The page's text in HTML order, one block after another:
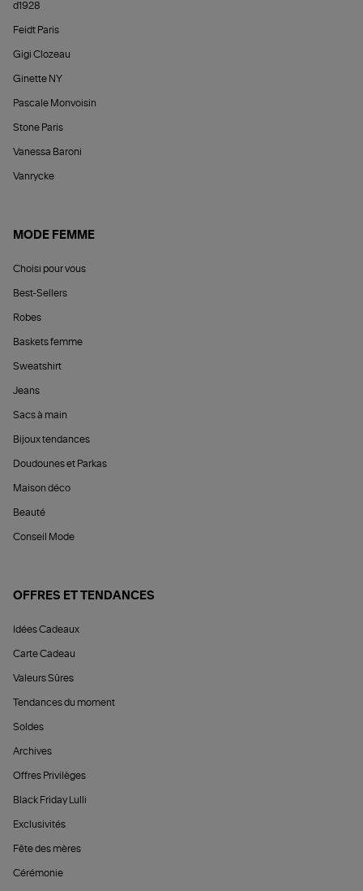
d1928
Feidt Paris
Gigi Clozeau
Ginette NY
Pascale Monvoisin
Stone Paris
Vanessa Baroni
Vanrycke
MODE FEMME
Choisi pour vous
Best-Sellers
Robes
Baskets femme
Sweatshirt
Jeans
Sacs à main
Bijoux tendances
Doudounes et Parkas
Maison déco
Beauté
Conseil Mode
OFFRES ET TENDANCES
Idées Cadeaux
Carte Cadeau
Valeurs Sûres
Tendances du moment
Soldes
Archives
Offres Privilèges
Black Friday Lulli
Exclusivités
Fête des mères
Cérémonie